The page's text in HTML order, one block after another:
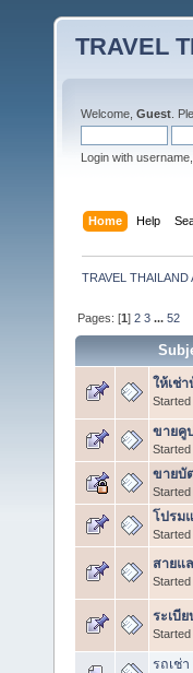
TRAVEL
Welcome, Guest .
Login with
Home Help
TRAVEL
Pages: [1]2 3 ...52
ให้เช่
ขายคู
ขายบั
โปรมแ
สายแ
ระเบี
รถเช่